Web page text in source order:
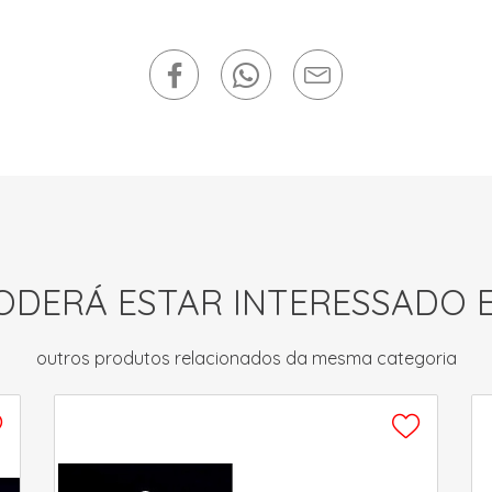
ESTAR INTERESSADO
outros produtos relacionados da mesma categoria